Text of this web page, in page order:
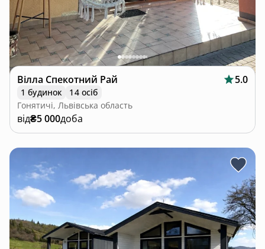
Вілла Спекотний Рай 5.0
1 будинок
14 осіб
Гонятичі, Львівська область
від₴5 000доба